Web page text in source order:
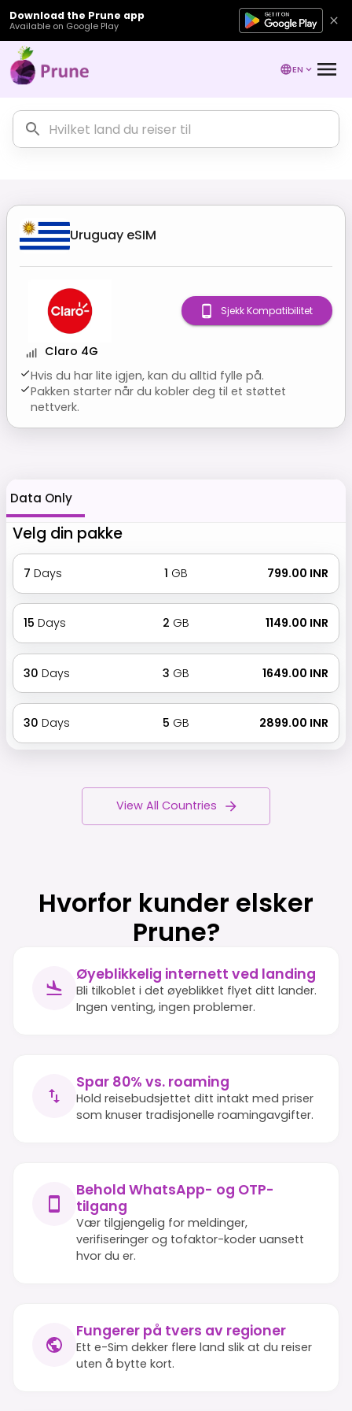
Download the Prune app
Available on Google Play
EN
Uruguay eSIM
Claro 4G
Hvis du har lite igjen, kan du alltid fylle på.
Pakken starter når du kobler deg til et støttet
nettverk.
Sjekk Kompatibilitet
Data Only
Velg din pakke
7 Days 1 GB ₹ 799.00 INR
15 Days 2 GB ₹ 1149.00 INR
30 Days 3 GB ₹ 1649.00 INR
30 Days 5 GB ₹ 2899.00 INR
View All Countries
Hvorfor kunder elsker
Prune?
Øyeblikkelig internett ved landing
Bli tilkoblet i det øyeblikket flyet ditt lander.
Ingen venting, ingen problemer.
Spar 80% vs. roaming
Hold reisebudsjettet ditt intakt med priser
som knuser tradisjonelle roamingavgifter.
Behold WhatsApp- og OTP-
tilgang
Vær tilgjengelig for meldinger,
verifiseringer og tofaktor-koder uansett
hvor du er.
Fungerer på tvers av regioner
Ett e-Sim dekker flere land slik at du reiser
uten å bytte kort.